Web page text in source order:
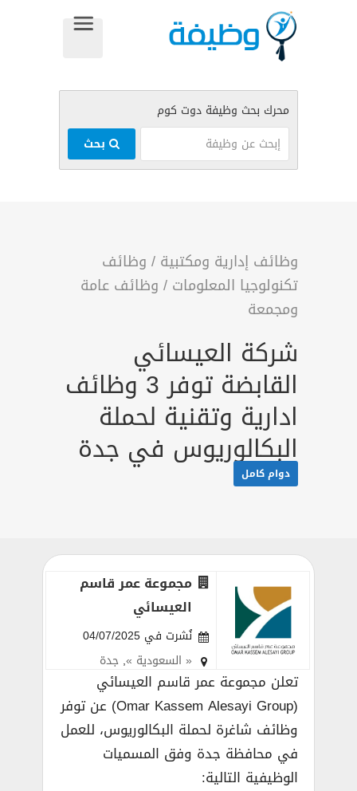
وظائف إدارية ومكتبية / وظائف
تكنولوجيا المعلومات / وظائف عامة
ومجمعة
شركة العيسائي
القابضة توفر 3 وظائف
ادارية وتقنية لحملة
البكالوريوس في جدة
دوام كامل
مجموعة عمر قاسم
العيسائي
نُشرت في 04/07/2025
« السعودية »,جدة
تعلن مجموعة عمر قاسم العيسائي
(Omar Kassem Alesayi Group) عن توفر
وظائف شاغرة لحملة البكالوريوس، للعمل
في محافظة جدة وفق المسميات
الوظيفية التالية: